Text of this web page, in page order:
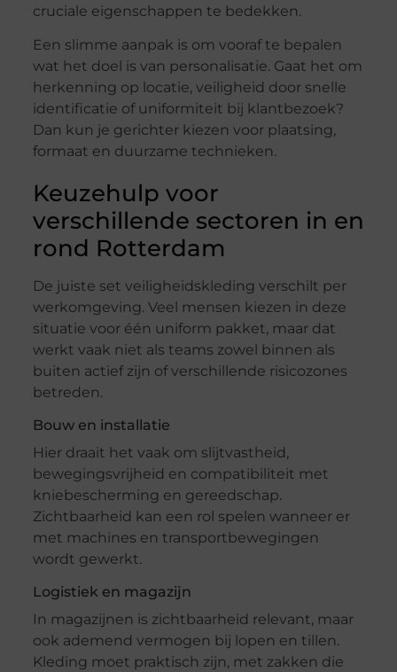
cruciale eigenschappen te bedekken.
Een slimme aanpak is om vooraf te bepalen
wat het doel is van personalisatie. Gaat het om
herkenning op locatie, veiligheid door snelle
identificatie of uniformiteit bij klantbezoek?
Dan kun je gerichter kiezen voor plaatsing,
formaat en duurzame technieken.
Keuzehulp voor
verschillende sectoren in en
rond Rotterdam
De juiste set veiligheidskleding verschilt per
werkomgeving. Veel mensen kiezen in deze
situatie voor één uniform pakket, maar dat
werkt vaak niet als teams zowel binnen als
buiten actief zijn of verschillende risicozones
betreden.
Bouw en installatie
Hier draait het vaak om slijtvastheid,
bewegingsvrijheid en compatibiliteit met
kniebescherming en gereedschap.
Zichtbaarheid kan een rol spelen wanneer er
met machines en transportbewegingen
wordt gewerkt.
Logistiek en magazijn
In magazijnen is zichtbaarheid relevant, maar
ook ademend vermogen bij lopen en tillen.
Kleding moet praktisch zijn, met zakken die